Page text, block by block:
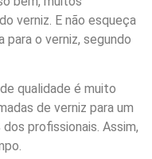
verniz. E não esqueça
para o verniz, segundo
qualidade é muito
de verniz para um
profissionais. Assim,